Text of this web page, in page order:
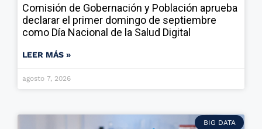
Comisión de Gobernación y Población aprueba
declarar el primer domingo de septiembre
como Día Nacional de la Salud Digital
LEER MÁS »
agosto 7, 2026
BIG DATA